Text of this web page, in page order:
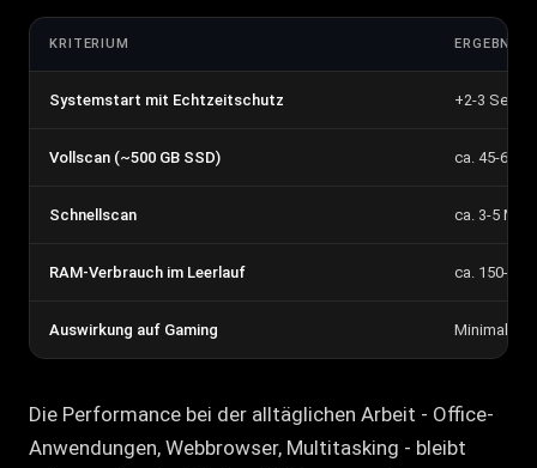
KRITERIUM ERGEBNIS
Systemstart mit Echtzeitschutz +2-3
Vollscan (~500 GB SSD) ca. 45-60
Schnellscan ca. 3-5
RAM-Verbrauch im Leerlauf ca. 150-200
Auswirkung auf Gaming Minimal
Die Performance bei der alltäglichen Arbeit - Office-
Anwendungen, Webbrowser, Multitasking - bleibt